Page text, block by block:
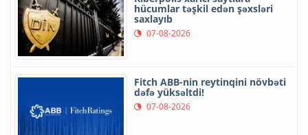
hücumlar təşkil edən şəxsləri
saxlayıb
07-08-2026
Fitch ABB-nin reytinqini növbəti
dəfə yüksəltdi!
07-08-2026